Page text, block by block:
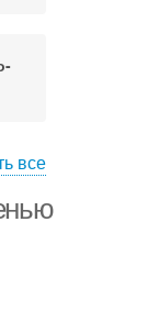
все